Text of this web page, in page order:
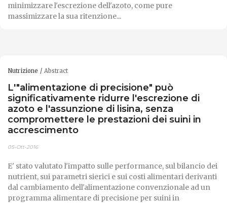
minimizzare l'escrezione dell'azoto, come pure
massimizzare la sua ritenzione...
Nutrizione Abstract
L'"alimentazione di precisione" può
significativamente ridurre l'escrezione di
azoto e l'assunzione di lisina, senza
compromettere le prestazioni dei suini in
accrescimento
05-Ott-2016
E' stato valutato l'impatto sulle performance, sul bilancio dei
nutrient, sui parametri sierici e sui costi alimentari derivanti
dal cambiamento dell'alimentazione convenzionale ad un
programma alimentare di precisione per suini in